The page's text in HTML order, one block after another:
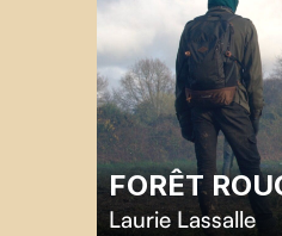
FORÊT
Laurie Lassalle